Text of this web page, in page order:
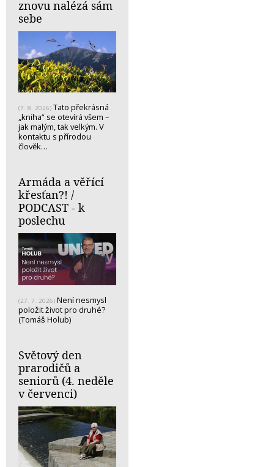
znovu nalézá sám
sebe
(7. 8. 2026) Tato překrásná
„kniha“ se otevírá všem –
jak malým, tak velkým. V
kontaktu s přírodou
člověk…
Armáda a věřící
křesťan?! /
PODCAST - k
poslechu
(27. 7. 2026) Není nesmysl
položit život pro druhé?
(Tomáš Holub)
Světový den
prarodičů a
seniorů (4. neděle
v červenci)